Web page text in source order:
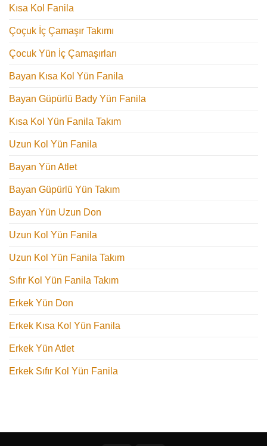
Kısa Kol Fanila
Çoçuk İç Çamaşır Takımı
Çocuk Yün İç Çamaşırları
Bayan Kısa Kol Yün Fanila
Bayan Güpürlü Bady Yün Fanila
Kısa Kol Yün Fanila Takım
Uzun Kol Yün Fanila
Bayan Yün Atlet
Bayan Güpürlü Yün Takım
Bayan Yün Uzun Don
Uzun Kol Yün Fanila
Uzun Kol Yün Fanila Takım
Sıfır Kol Yün Fanila Takım
Erkek Yün Don
Erkek Kısa Kol Yün Fanila
Erkek Yün Atlet
Erkek Sıfır Kol Yün Fanila